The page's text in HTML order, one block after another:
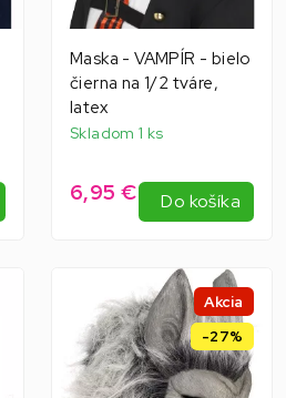
Maska - VAMPÍR - bielo
čierna na 1/2 tváre,
latex
Skladom 1 ks
6,95 € Do košíka
Akcia
-27%